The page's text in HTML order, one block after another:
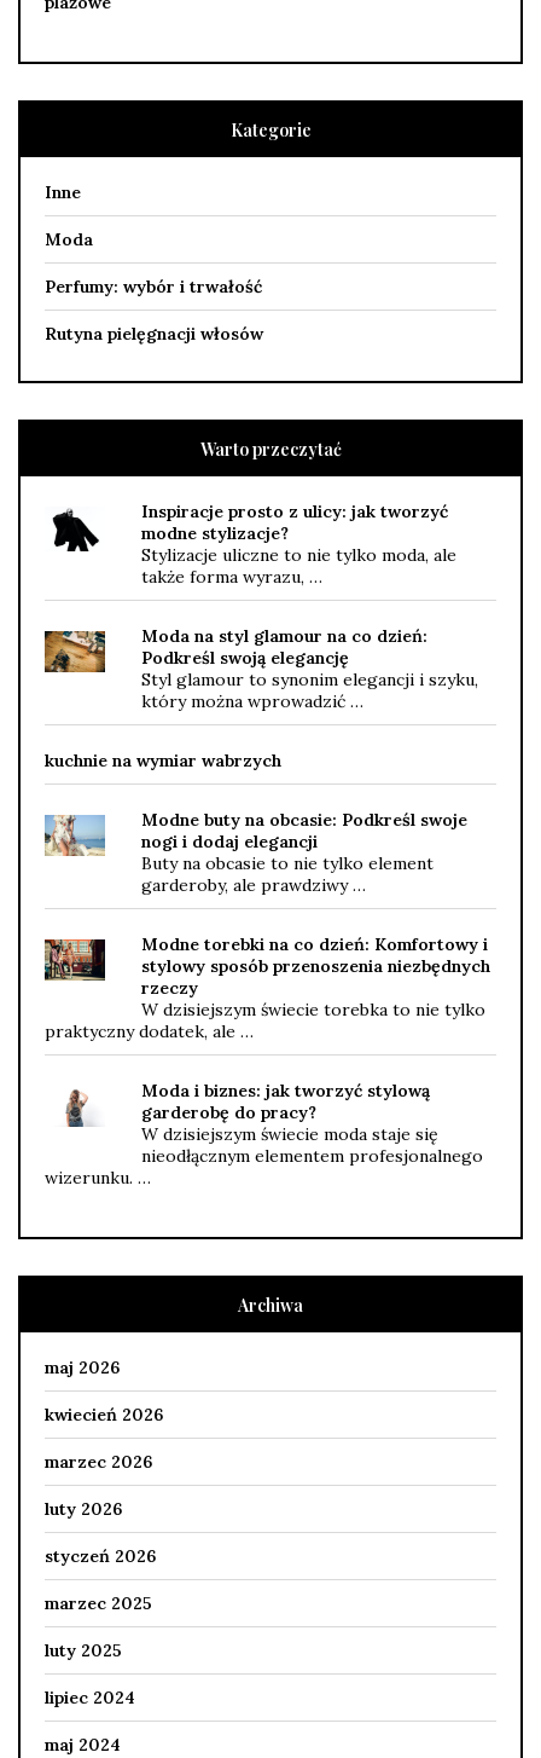
Kategorie
Inne
Moda
Perfumy: wybór i trwałość
Rutyna pielęgnacji włosów
Warto przeczytać
Inspiracje prosto z ulicy: jak tworzyć
modne stylizacje?
Stylizacje uliczne to nie tylko moda, ale
także forma wyrazu, …
Moda na styl glamour na co dzień:
Podkreśl swoją elegancję
Styl glamour to synonim elegancji i szyku,
który można wprowadzić …
kuchnie na wymiar wabrzych
Modne buty na obcasie: Podkreśl swoje
nogi i dodaj elegancji
Buty na obcasie to nie tylko element
garderoby, ale prawdziwy …
Modne torebki na co dzień: Komfortowy i
stylowy sposób przenoszenia niezbędnych
rzeczy
W dzisiejszym świecie torebka to nie tylko
praktyczny dodatek, ale …
Moda i biznes: jak tworzyć stylową
garderobę do pracy?
W dzisiejszym świecie moda staje się
nieodłącznym elementem profesjonalnego
wizerunku. …
Archiwa
maj 2026
kwiecień 2026
marzec 2026
luty 2026
styczeń 2026
marzec 2025
luty 2025
lipiec 2024
maj 2024